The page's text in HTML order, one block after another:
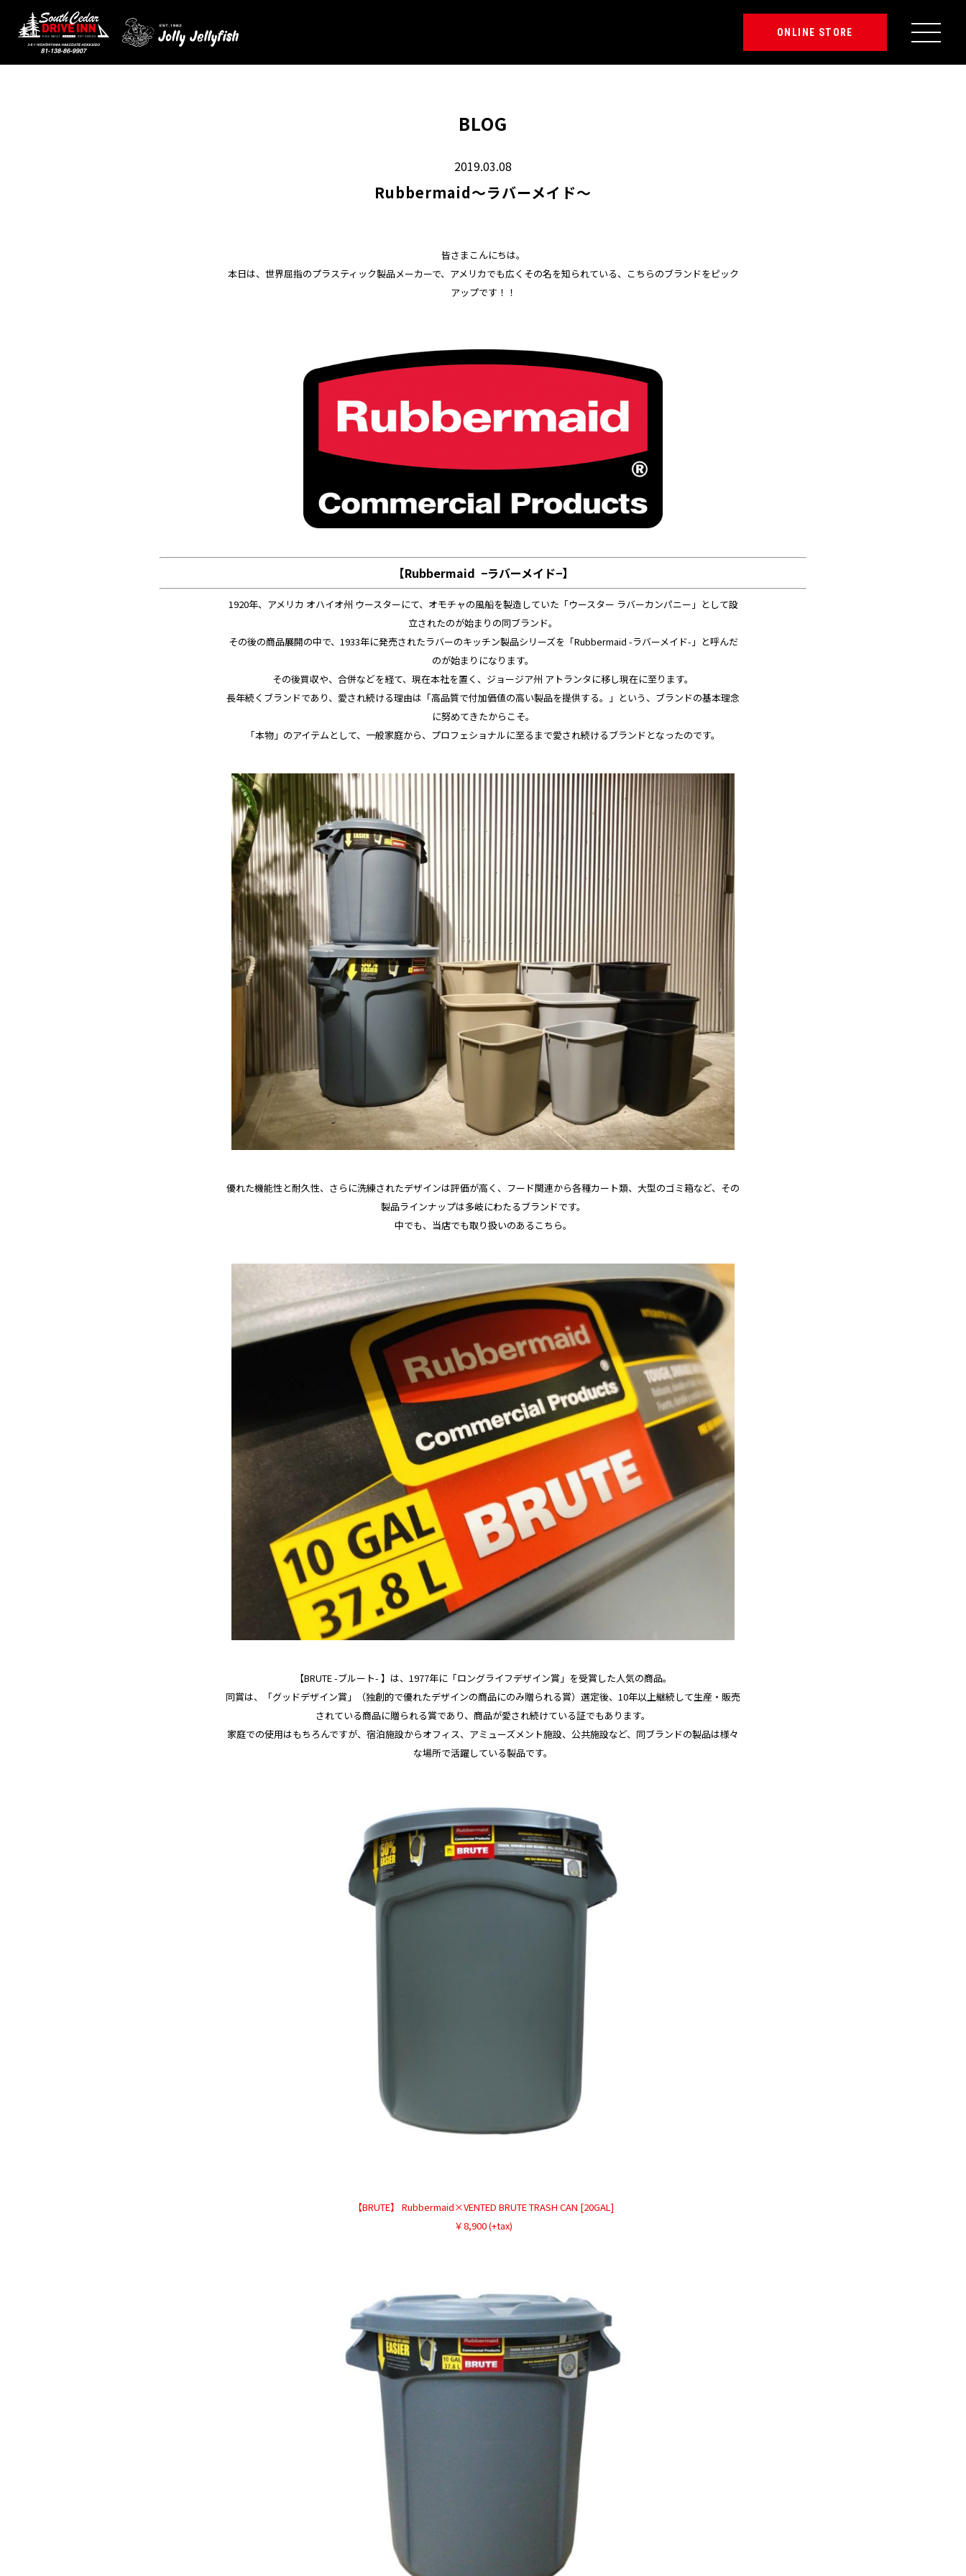
ONLINE STORE
BLOG
2019.03.08
Rubbermaid～ラバーメイド～
皆さまこんにちは。
本日は、世界屈指のプラスティック製品メーカーで、アメリカでも広くその名を知られている、こちらのブランドをピック
アップです！！
【Rubbermaid −ラバーメイド−】
1920年、アメリカ オハイオ州 ウースターにて、オモチャの風船を製造していた「ウースター ラバーカンパニー」として設
立されたのが始まりの同ブランド。
その後の商品展開の中で、1933年に発売されたラバーのキッチン製品シリーズを「Rubbermaid -ラバーメイド-」と呼んだ
のが始まりになります。
その後買収や、合併などを経て、現在本社を置く、ジョージア州 アトランタに移し現在に至ります。
長年続くブランドであり、愛され続ける理由は「高品質で付加価値の高い製品を提供する。」という、ブランドの基本理念
に努めてきたからこそ。
「本物」のアイテムとして、一般家庭から、プロフェショナルに至るまで愛され続けるブランドとなったのです。
優れた機能性と耐久性、さらに洗練されたデザインは評価が高く、フード関連から各種カート類、大型のゴミ箱など、その
製品ラインナップは多岐にわたるブランドです。
中でも、当店でも取り扱いのあるこちら。
【BRUTE -ブルート- 】は、1977年に「ロングライフデザイン賞」を受賞した人気の商品。
同賞は、「グッドデザイン賞」（独創的で優れたデザインの商品にのみ贈られる賞）選定後、10年以上継続して生産・販売
されている商品に贈られる賞であり、商品が愛され続けている証でもあります。
家庭での使用はもちろんですが、宿泊施設からオフィス、アミューズメント施設、公共施設など、同ブランドの製品は様々
な場所で活躍している製品です。
【BRUTE】 Rubbermaid×VENTED BRUTE TRASH CAN [20GAL]
￥8,900 (+tax)